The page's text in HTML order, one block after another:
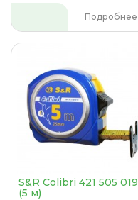
Подробнее
S&R Colibri 421 505 019
(5 м)